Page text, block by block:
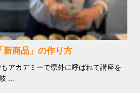
新商品」の作り方
アカデミーで県外に呼ばれて講座を
...